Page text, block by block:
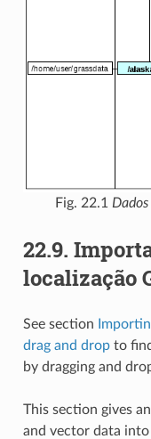
Fig. 22.1
22.9.
localização
See section
drag and dropto
by dragging and
This section gives
and vector data into